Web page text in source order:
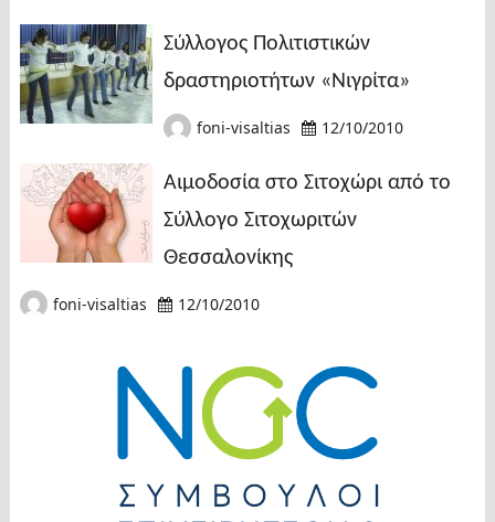
Σύλλογος Πολιτιστικών
δραστηριοτήτων «Νιγρίτα»
foni-visaltias 12/10/2010
Αιμοδοσία στο Σιτοχώρι από το
Σύλλογο Σιτοχωριτών
Θεσσαλονίκης
foni-visaltias 12/10/2010